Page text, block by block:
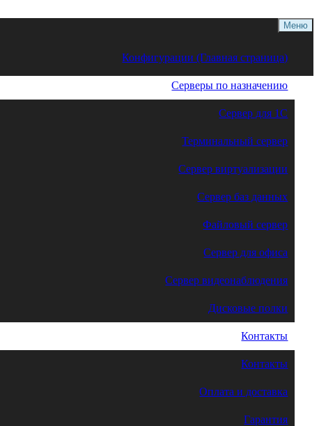
Меню
Конфигурации (Главная страница)
Серверы по назначению
Сервер для 1С
Терминальный сервер
Сервер виртуализации
Сервер баз данных
Файловый сервер
Сервер для офиса
Сервер видеонаблюдения
Дисковые полки
Контакты
Контакты
Оплата и доставка
Гарантия